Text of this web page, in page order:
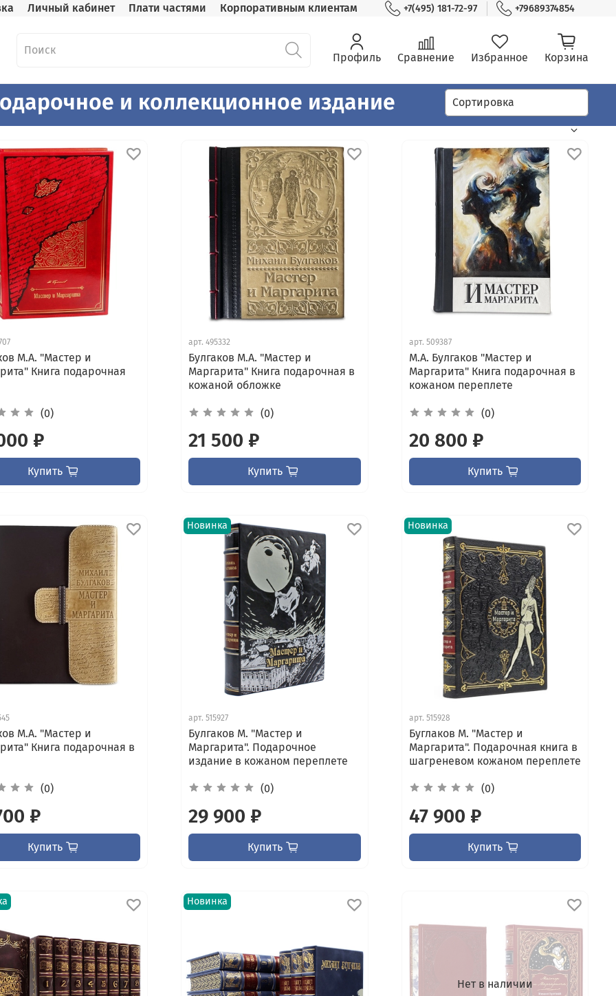
Личный кабинет Плати частями Корпоративным клиентам +7(495) 181-72-97 +79689374854
Профиль Сравнение Избранное Корзина
и коллекционное издание
М.А. "Мастер и
Книга подарочная
(0)
₽
Купить
арт.495332
Булгаков М.А. "Мастер и
Маргарита" Книга подарочная в
кожаной обложке
(0)
21 500 ₽
Купить
арт. 509387
М.А. Булгаков "Мастер и
Маргарита" Книга подарочная в
кожаном переплете
(0)
20 800 ₽
Купить
М.А. "Мастер и
Книга подарочная в
(0)
₽
Купить
Новинка
арт.515927
Булгаков М. "Мастер и
Маргарита". Подарочное
издание в кожаном переплете
(0)
29 900 ₽
Купить
Новинка
арт. 515928
Буглаков М. "Мастер и
Маргарита". Подарочная книга в
шагреневом кожаном переплете
(0)
47 900 ₽
Купить
Новинка
Нет в наличии